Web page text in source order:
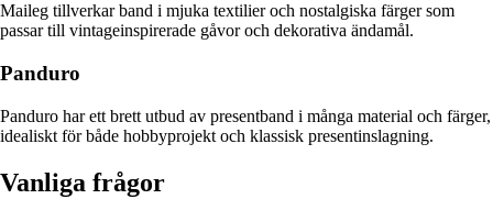
Maileg tillverkar band i mjuka textilier och nostalgiska färger som
passar till vintageinspirerade gåvor och dekorativa ändamål.
Panduro
Panduro har ett brett utbud av presentband i många material och färger,
idealiskt för både hobbyprojekt och klassisk presentinslagning.
Vanliga frågor